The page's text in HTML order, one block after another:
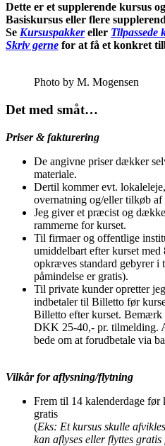
Dette er et supplerende kursus
Basiskursus eller flere
Se Kursuspakkereller Tilpassede
Skriv gerne for at få et konkret
Photo by M. Mogensen
Det med småt…
Priser & fakturering
De angivne priser dækker
materiale.
Dertil kommer evt.
overnatning og/eller tilkøb
Jeg giver et præcist og
rammerne for kurset.
Til firmaer og offentlige
umiddelbart efter kurset
opkræves standard gebyrer
påmindelse er gratis).
Til private kunder opretter
indbetaler til Billetto før
Billetto efter kurset.
DKK 25-40,- pr. tilmelding.
bede om at forudbetale via
Vilkår for aflysning/flytning
Frem til 14 kalenderdage
gratis
(Eks: Et kursus skulle
kan aflyses eller flyttes